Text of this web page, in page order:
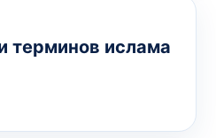
терминов ислама